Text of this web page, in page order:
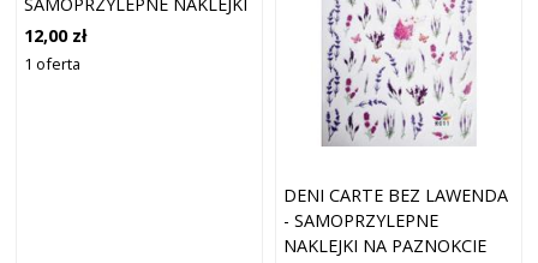
NA PAZNOKCIE
12,00 zł
1 oferta
DENI CARTE BEZ LAWENDA
- SAMOPRZYLEPNE
NAKLEJKI NA PAZNOKCIE